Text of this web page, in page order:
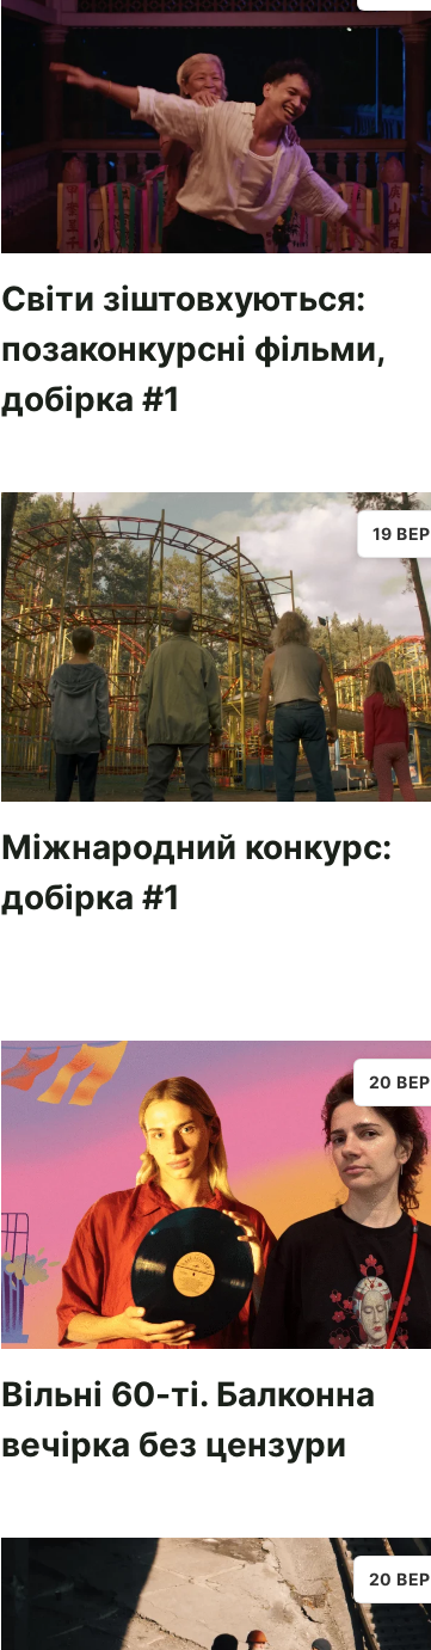
Світи зіштовхуються:
позаконкурсні фільми,
добірка #1
19 ВЕР
Міжнародний конкурс:
добірка #1
20 ВЕР
Вільні 60-ті. Балконна
вечірка без цензури
20 ВЕР